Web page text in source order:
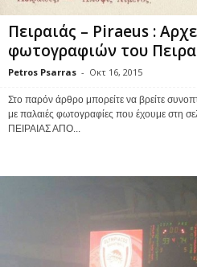
Πειραιάς – Piraeus :
φωτογραφιών του
Petros Psarras - Οκτ 16, 2015
Στο παρόν άρθρο μπορείτε να βρείτε
με παλαιές φωτογραφίες που έχουμε στη
ΠΕΙΡΑΙΑΣ ΑΠΟ...